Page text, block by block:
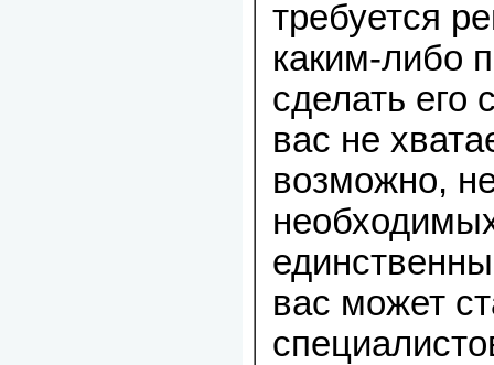
требуется
каким-либо
сделать его
вас не
возможно,
вас может